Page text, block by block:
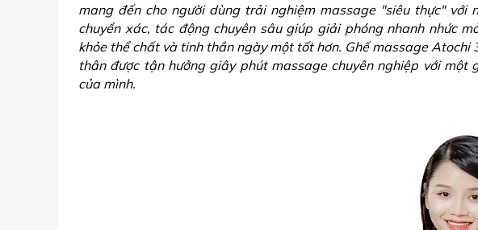
mang đến cho người dùng trải nghiệm massage "siêu thực"
chuyển xác, tác động chuyên sâu giúp giải phóng nhanh nhức
khỏe thể chất và tinh thần ngày một tốt hơn. Ghế massage
thân được tận hưởng giây phút massage chuyên nghiệp với
của mình.